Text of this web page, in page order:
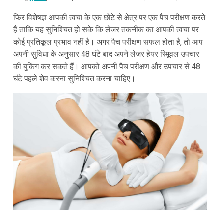
फिर विशेषज्ञ आपकी त्वचा के एक छोटे से क्षेत्र पर एक पैच परीक्षण करते
हैं ताकि यह सुनिश्चित हो सके कि लेजर तकनीक का आपकी त्वचा पर
कोई प्रतिकूल प्रभाव नहीं है। अगर पैच परीक्षण सफल होता है, तो आप
अपनी सुविधा के अनुसार 48 घंटे बाद अपने लेजर हेयर रिमूवल उपचार
की बुकिंग कर सकते हैं। आपको अपनी पैच परीक्षण और उपचार से 48
घंटे पहले शेव करना सुनिश्चित करना चाहिए।